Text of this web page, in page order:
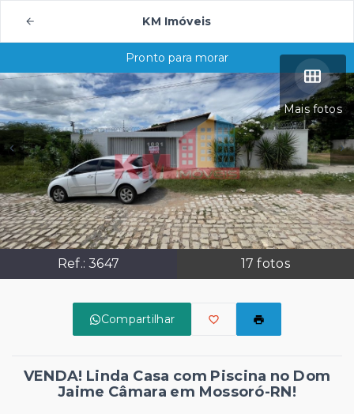
KM Imóveis
Mais fotos
Ref.: 3647 17 fotos
Pronto para morar
Compartilhar
VENDA! Linda Casa com Piscina no Dom
Jaime Câmara em Mossoró-RN!